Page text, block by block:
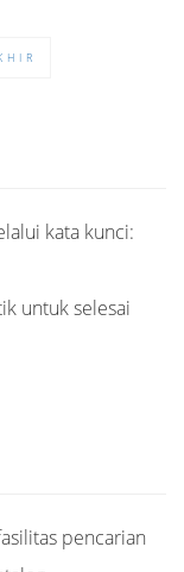
kata kunci:
untuk selesai
pencarian